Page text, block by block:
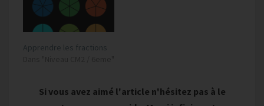
Apprendre les fractions
Si vous avez aimé l'article n'hésitez pas à le